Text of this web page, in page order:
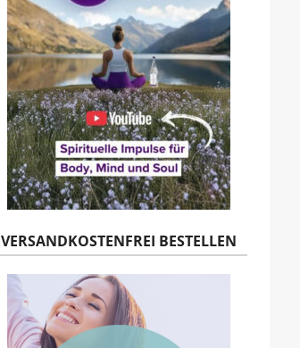
VERSANDKOSTENFREI BESTELLEN